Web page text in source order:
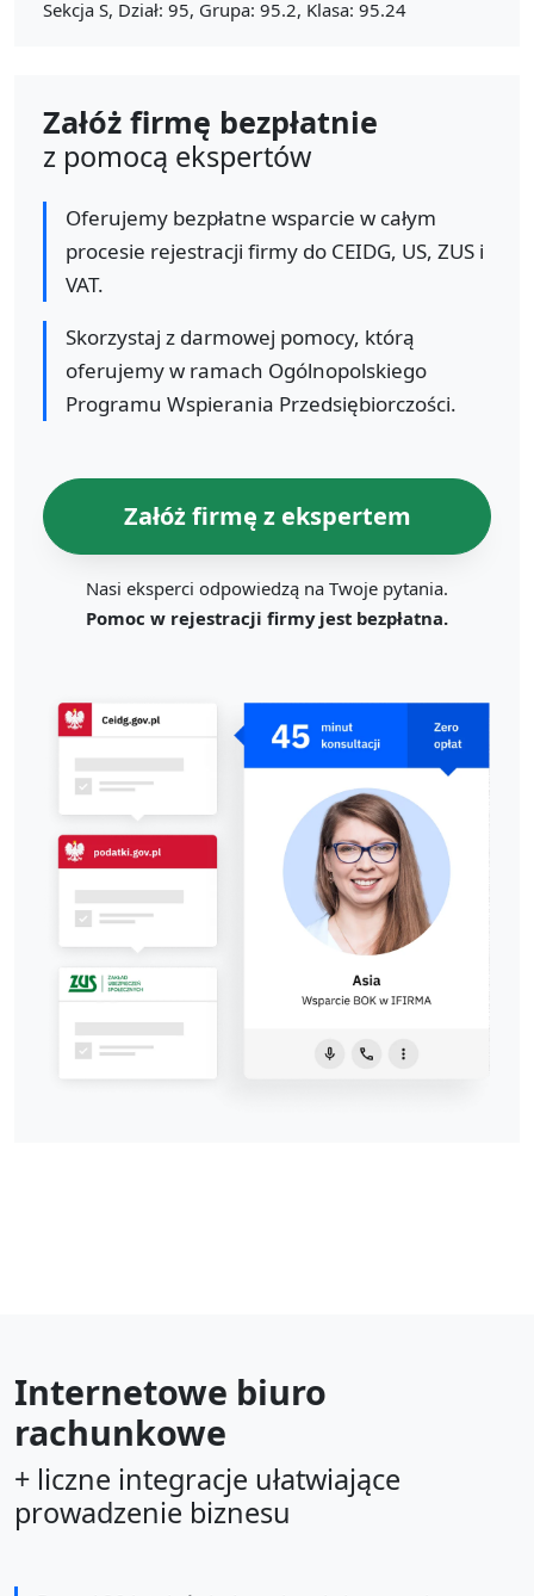
Sekcja S, Dział: 95, Grupa: 95.2, Klasa: 95.24
Załóż firmę bezpłatnie
z pomocą ekspertów
Oferujemy bezpłatne wsparcie w całym
procesie rejestracji firmy do CEIDG, US, ZUS i
VAT.
Skorzystaj z darmowej pomocy, którą
oferujemy w ramach Ogólnopolskiego
Programu Wspierania Przedsiębiorczości.
Załóż firmę z ekspertem
Nasi eksperci odpowiedzą na Twoje pytania.
Pomoc w rejestracji firmy jest bezpłatna.
Internetowe biuro
rachunkowe
+ liczne integracje ułatwiające
prowadzenie biznesu